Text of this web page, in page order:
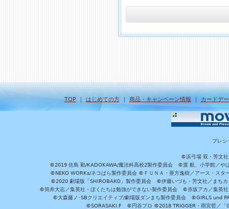
TOP｜ はじめての方｜ 商品・キャンペーン情報 ｜ カードデ
プレシ
©浜弓場 双・芳文社
©2019 佐島 勤/KADOKAWA/魔法科高校2製作委員会 ©渡 航、小学館／や
©NEKO WORKs/ネコぱら製作委員会 ©ＦＵＮＡ・亜方逸樹／アース・ス
©2020 劇場版「SHIROBAKO」製作委員会 ©伊藤いづも・芳文社／まち
©筒井大志／集英社・ぼくたちは勉強ができない製作委員会 ©赤坂アカ／集英
©大森藤ノ･SBクリエイティブ/劇場版ダンまち製作委員会 ©GIRLS und
©SORASAKI.F ©円谷プロ ©2018 TRIGGER・雨宮哲／